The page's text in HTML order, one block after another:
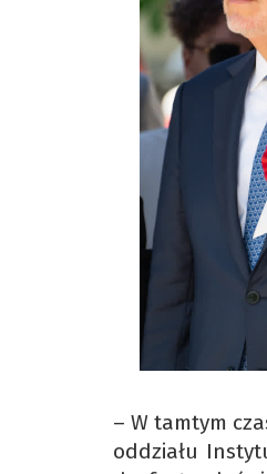
– W tamtym
oddziału